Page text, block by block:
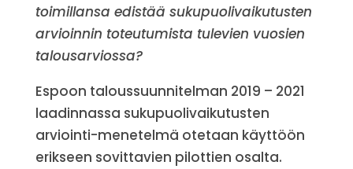
toimillansa edistää sukupuolivaikutusten
arvioinnin toteutumista tulevien vuosien
talousarviossa?
Espoon taloussuunnitelman 2019 – 2021
laadinnassa sukupuolivaikutusten
arviointi-menetelmä otetaan käyttöön
erikseen sovittavien pilottien osalta.